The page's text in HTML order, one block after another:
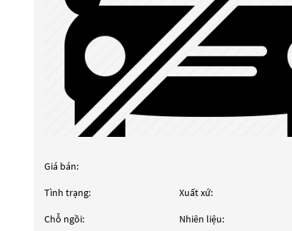
Giá bán:
Tình trạng: Xuất xứ:
Chỗ ngồi: Nhiên liệu: